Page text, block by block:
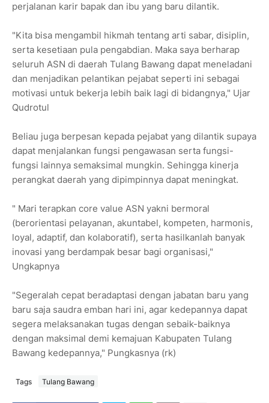
perjalanan karir bapak dan ibu yang baru dilantik.
"Kita bisa mengambil hikmah tentang arti sabar, disiplin,
serta kesetiaan pula pengabdian. Maka saya berharap
seluruh ASN di daerah Tulang Bawang dapat meneladani
dan menjadikan pelantikan pejabat seperti ini sebagai
motivasi untuk bekerja lebih baik lagi di bidangnya," Ujar
Qudrotul
Beliau juga berpesan kepada pejabat yang dilantik supaya
dapat menjalankan fungsi pengawasan serta fungsi-
fungsi lainnya semaksimal mungkin. Sehingga kinerja
perangkat daerah yang dipimpinnya dapat meningkat.
" Mari terapkan core value ASN yakni bermoral
(berorientasi pelayanan, akuntabel, kompeten, harmonis,
loyal, adaptif, dan kolaboratif), serta hasilkanlah banyak
inovasi yang berdampak besar bagi organisasi,"
Ungkapnya
"Segeralah cepat beradaptasi dengan jabatan baru yang
baru saja saudra emban hari ini, agar kedepannya dapat
segera melaksanakan tugas dengan sebaik-baiknya
dengan maksimal demi kemajuan Kabupaten Tulang
Bawang kedepannya," Pungkasnya (rk)
Tags Tulang Bawang